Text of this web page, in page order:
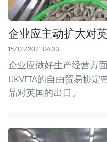
企业应主动扩大对
15/01/2021 04:33
企业应做好生产经营方
UKVFTA的自由贸易协
品对英国的出口。